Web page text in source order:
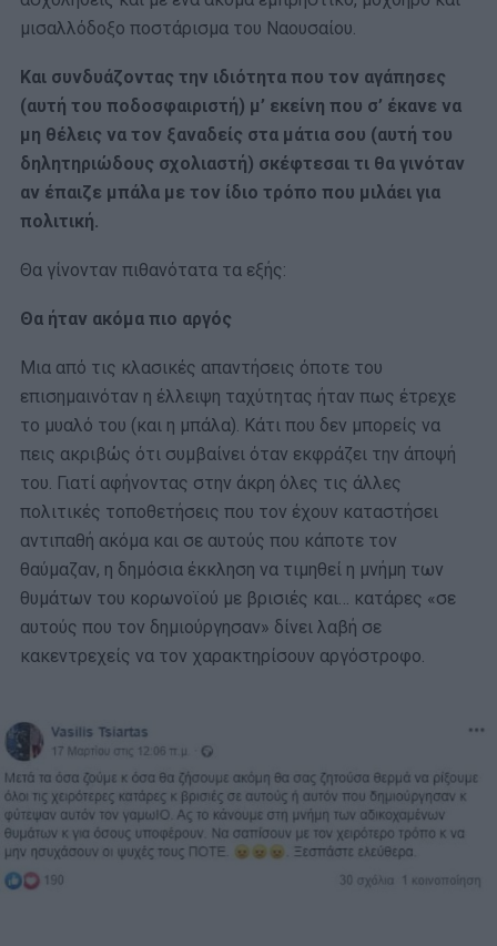
μισαλλόδοξο ποστάρισμα του Ναουσαίου.
Και συνδυάζοντας την ιδιότητα που τον αγάπησες
(αυτή του ποδοσφαιριστή) μ’ εκείνη που σ’ έκανε να
μη θέλεις να τον ξαναδείς στα μάτια σου (αυτή του
δηλητηριώδους σχολιαστή) σκέφτεσαι τι θα γινόταν
αν έπαιζε μπάλα με τον ίδιο τρόπο που μιλάει για
πολιτική.
Θα γίνονταν πιθανότατα τα εξής:
Θα ήταν ακόμα πιο αργός
Μια από τις κλασικές απαντήσεις όποτε του
επισημαινόταν η έλλειψη ταχύτητας ήταν πως έτρεχε
το μυαλό του (και η μπάλα). Κάτι που δεν μπορείς να
πεις ακριβώς ότι συμβαίνει όταν εκφράζει την άποψή
του. Γιατί αφήνοντας στην άκρη όλες τις άλλες
πολιτικές τοποθετήσεις που τον έχουν καταστήσει
αντιπαθή ακόμα και σε αυτούς που κάποτε τον
θαύμαζαν, η δημόσια έκκληση να τιμηθεί η μνήμη των
θυμάτων του κορωνοϊού με βρισιές και… κατάρες «σε
αυτούς που τον δημιούργησαν» δίνει λαβή σε
κακεντρεχείς να τον χαρακτηρίσουν αργόστροφο.